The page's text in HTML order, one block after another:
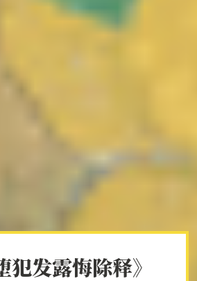
犯发露悔除释》